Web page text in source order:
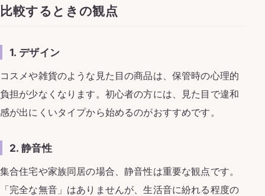
比較するときの観点
1. デザイン
コスメや雑貨のような見た目の商品は、保管時の心理的
負担が少なくなります。初心者の方には、見た目で違和
感が出にくいタイプから始めるのがおすすめです。
2. 静音性
集合住宅や家族同居の場合、静音性は重要な観点です。
「完全な無音」はありませんが、生活音に紛れる程度の